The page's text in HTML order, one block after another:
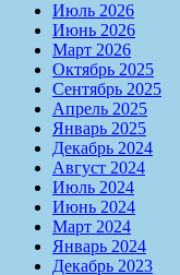
Июль 2026
Июнь 2026
Март 2026
Октябрь 2025
Сентябрь 2025
Апрель 2025
Январь 2025
Декабрь 2024
Август 2024
Июль 2024
Июнь 2024
Март 2024
Январь 2024
Декабрь 2023